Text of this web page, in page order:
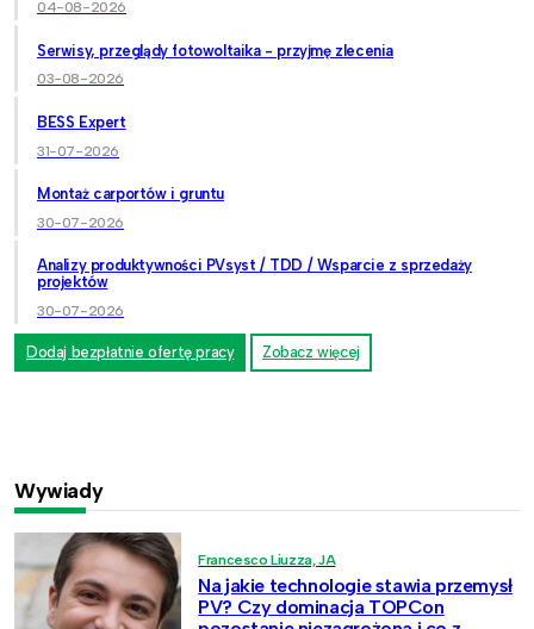
04-08-2026
Serwisy, przeglądy fotowoltaika - przyjmę zlecenia
03-08-2026
BESS Expert
31-07-2026
Montaż carportów i gruntu
30-07-2026
Analizy produktywności PVsyst / TDD / Wsparcie z sprzedaży
projektów
30-07-2026
Dodaj bezpłatnie ofertę pracy Zobacz więcej
Wywiady
Francesco Liuzza, JA
Na jakie technologie stawia przemysł
PV? Czy dominacja TOPCon